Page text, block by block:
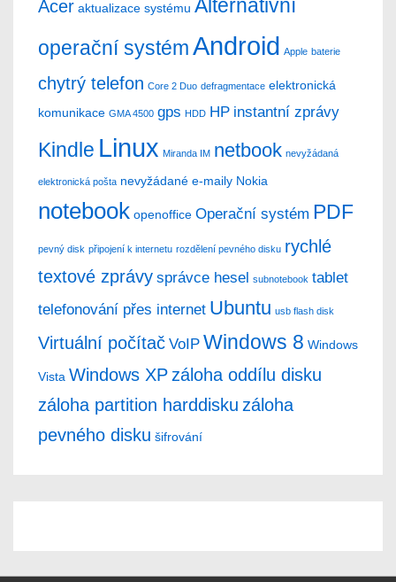
Acer aktualizace systému Alternativní
operační systémAndroid Apple baterie
chytrý telefon Core 2 Duo defragmentace elektronická
komunikace GMA 4500 gps HDD HP instantní zprávy
Kindle Linux Miranda IM netbook nevyžádaná
elektronická pošta nevyžádané e-maily Nokia
notebook openoffice Operační systém PDF
pevný disk připojení k internetu rozdělení pevného disku rychlé
textové zprávy správce hesel subnotebook tablet
telefonování přes internet Ubuntu usb flash disk
Virtuální počítač VoIP Windows 8 Windows
Vista Windows XP záloha oddílu disku
záloha partition harddisku záloha
pevného disku šifrování